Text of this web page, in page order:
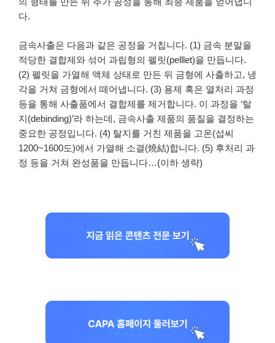
다.
금속사출은 다음과 같은 공정을 거칩니다. (1) 금속 분말을
적당한 결합제와 섞어 과립형의 펠릿(pelllet)을 만듭니다.
(2) 펠릿을 가열해 액체 상태로 만든 뒤 금형에 사출하고, 냉
각을 거쳐 금형에서 떼어냅니다. (3) 용제 혹은 열처리 과정
등을 통해 사출품에서 결합제를 제거합니다. 이 과정을 ‘탈
지(debinding)’라 하는데, 금속사출 제품의 품질을 결정하는
중요한 공정입니다. (4) 탈지를 거친 제품을 고온(섭씨
1200~1600도)에서 가열해 소결(燒結)합니다. (5) 후처리 과
정 등을 거쳐 완성품을 만듭니다…(이하 생략)